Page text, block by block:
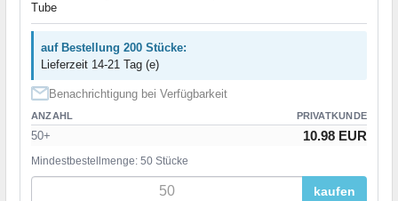
Tube
auf Bestellung 200 Stücke:
Lieferzeit 14-21 Tag (e)
Benachrichtigung bei Verfügbarkeit
ANZAHL PRIVATKUNDE
50+ 10.98 EUR
Mindestbestellmenge: 50 Stücke
kaufen